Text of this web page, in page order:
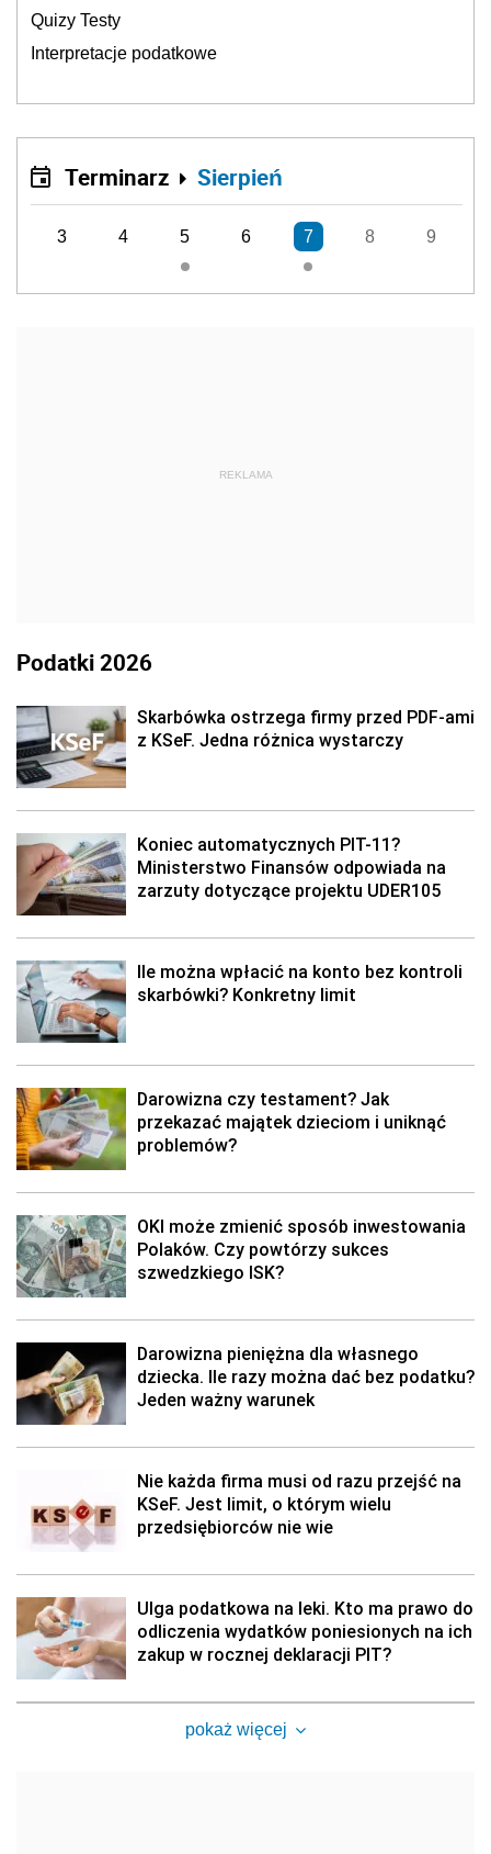
Quizy Testy
Interpretacje podatkowe
Terminarz Sierpień
3 4 5 6 7 8 9
REKLAMA
Podatki 2026
Skarbówka ostrzega firmy przed PDF-ami
z KSeF. Jedna różnica wystarczy
Koniec automatycznych PIT-11?
Ministerstwo Finansów odpowiada na
zarzuty dotyczące projektu UDER105
Ile można wpłacić na konto bez kontroli
skarbówki? Konkretny limit
Darowizna czy testament? Jak
przekazać majątek dzieciom i uniknąć
problemów?
OKI może zmienić sposób inwestowania
Polaków. Czy powtórzy sukces
szwedzkiego ISK?
Darowizna pieniężna dla własnego
dziecka. Ile razy można dać bez podatku?
Jeden ważny warunek
Nie każda firma musi od razu przejść na
KSeF. Jest limit, o którym wielu
przedsiębiorców nie wie
Ulga podatkowa na leki. Kto ma prawo do
odliczenia wydatków poniesionych na ich
zakup w rocznej deklaracji PIT?
pokaż więcej